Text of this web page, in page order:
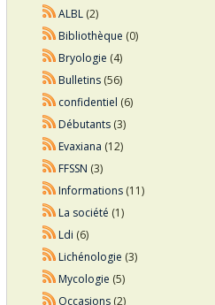
ALBL(2)
Bibliothèque (0)
Bryologie (4)
Bulletins(56)
confidentiel (6)
Débutants(3)
Evaxiana (12)
FFSSN (3)
Informations(11)
La société (1)
Ldi (6)
Lichénologie (3)
Mycologie (5)
Occasions(2)